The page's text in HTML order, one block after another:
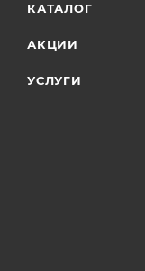
КАТАЛОГ
АКЦИИ
УСЛУГИ